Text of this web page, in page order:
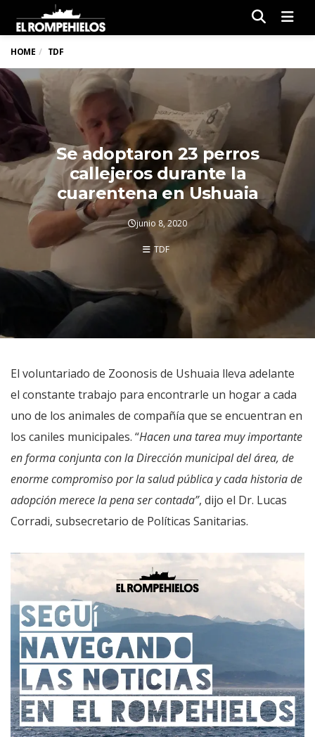
HOME TDF
Se adoptaron 23 perros
callejeros durante la
cuarentena en Ushuaia
junio 8, 2020
TDF
El voluntariado de Zoonosis de Ushuaia lleva adelante
el constante trabajo para encontrarle un hogar a cada
uno de los animales de compañía que se encuentran en
los caniles municipales. “Hacen una tarea muy importante
en forma conjunta con la Dirección municipal del área, de
enorme compromiso por la salud pública y cada historia de
adopción merece la pena ser contada”, dijo el Dr. Lucas
Corradi, subsecretario de Políticas Sanitarias.